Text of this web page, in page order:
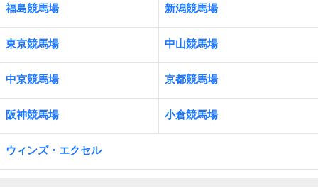
福島競馬場 新潟競馬場
東京競馬場 中山競馬場
中京競馬場 京都競馬場
阪神競馬場 小倉競馬場
ウィンズ・エクセル